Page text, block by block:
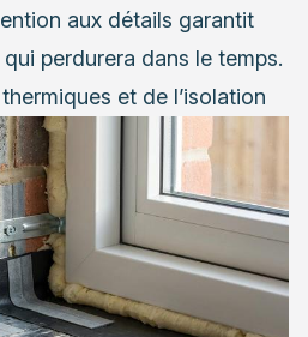
aux détails garantit
qui perdurera dans le temps.
et de l’isolation